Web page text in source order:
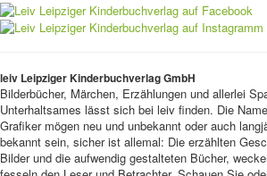
leiv Leipziger Kinderbuchverlag GmbH
Bilderbücher, Märchen, Erzählungen und allerlei
Unterhaltsames lässt sich bei leiv finden. Die
Grafiker mögen neu und unbekannt oder auch
bekannt sein, sicher ist allemal: Die erzählten
Bilder und die aufwendig gestalteten Bücher,